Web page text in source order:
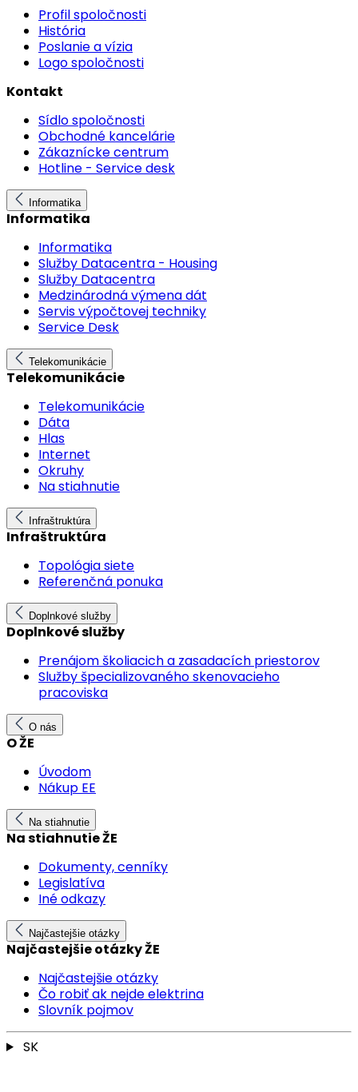
Profil spoločnosti
História
Poslanie a vízia
Logo spoločnosti
Kontakt
Sídlo spoločnosti
Obchodné kancelárie
Zákaznícke centrum
Hotline - Service desk
Informatika
Informatika
Informatika
Služby Datacentra - Housing
Služby Datacentra
Medzinárodná výmena dát
Servis výpočtovej techniky
Service Desk
Telekomunikácie
Telekomunikácie
Telekomunikácie
Dáta
Hlas
Internet
Okruhy
Na stiahnutie
Infraštruktúra
Infraštruktúra
Topológia siete
Referenčná ponuka
Doplnkové služby
Doplnkové služby
Prenájom školiacich a zasadacích priestorov
Služby špecializovaného skenovacieho
pracoviska
O nás
O ŽE
Úvodom
Nákup EE
Na stiahnutie
Na stiahnutie ŽE
Dokumenty, cenníky
Legislatíva
Iné odkazy
Najčastejšie otázky
Najčastejšie otázky ŽE
Najčastejšie otázky
Čo robiť ak nejde elektrina
Slovník pojmov
SK